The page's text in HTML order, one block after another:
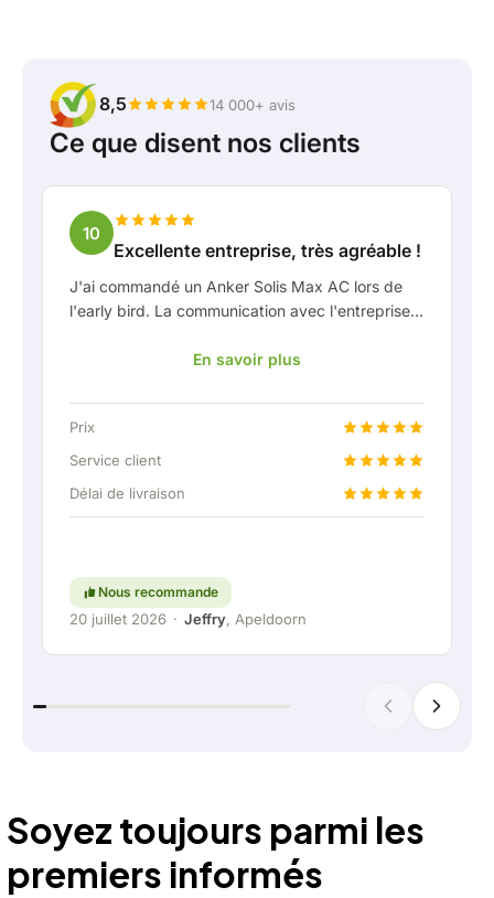
8,5 14 000+ avis
Ce que disent nos clients
10
Excellente entreprise, très agréable !
J'ai commandé un Anker Solis Max AC lors de
l'early bird. La communication avec l'entreprise,
en tant que client. Rico m'a tenu bien informé de
partagée. Après avoir convenu de la livraison, on
m'a même proposé gratuitement une connexion
fixe pour pouvoir raccorder la batterie
super, évidemment. En bref : une entreprise très
En savoir plus
Prix
Service client
Délai de livraison
Nous recommande
20 juillet 2026 · Jeffry, Apeldoorn
Soyez toujours parmi les
premiers informés